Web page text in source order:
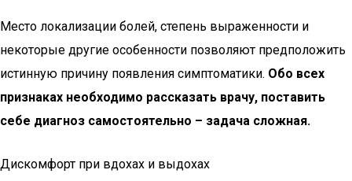
Место локализации болей, степень выраженности и
некоторые другие особенности позволяют предположить
истинную причину появления симптоматики. Обо всех
признаках необходимо рассказать врачу, поставить
себе диагноз самостоятельно – задача сложная.
Дискомфорт при вдохах и выдохах